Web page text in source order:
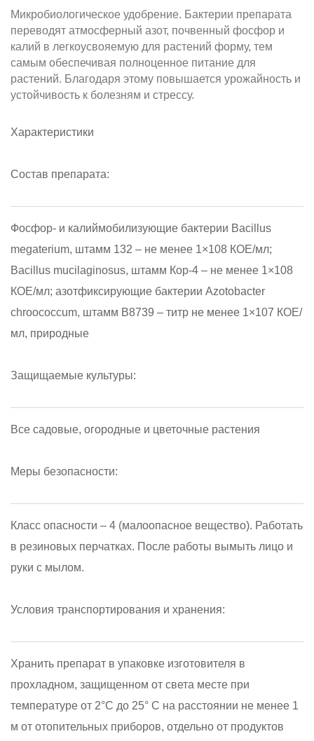
Микробиологическое удобрение. Бактерии препарата
переводят атмосферный азот, почвенный фосфор и
калий в легкоусвояемую для растений форму, тем
самым обеспечивая полноценное питание для
растений. Благодаря этому повышается урожайность и
устойчивость к болезням и стрессу.
Характеристики
Состав препарата:
Фосфор- и калиймобилизующие бактерии Bacillus
megaterium, штамм 132 – не менее 1×108 КОЕ/мл;
Bacillus mucilaginosus, штамм Кор-4 – не менее 1×108
КОЕ/мл; азотфиксирующие бактерии Azotobacter
chroococcum, штамм В8739 – титр не менее 1×107 КОЕ/
мл, природные
Защищаемые культуры:
Все садовые, огородные и цветочные растения
Меры безопасности:
Класс опасности – 4 (малоопасное вещество). Работать
в резиновых перчатках. После работы вымыть лицо и
руки с мылом.
Условия транспортирования и хранения:
Хранить препарат в упаковке изготовителя в
прохладном, защищенном от света месте при
температуре от 2°С до 25° С на расстоянии не менее 1
м от отопительных приборов, отдельно от продуктов